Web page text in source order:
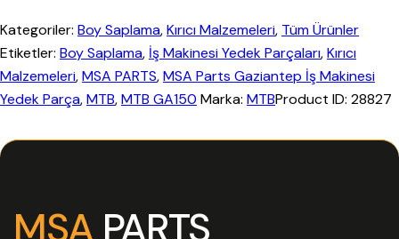
Kategoriler: Boy Saplama,Kırıcı Malzemeleri, Tüm Ürünler
Etiketler: Boy Saplama, İş Makinesi Yedek Parçaları,Kırıcı
Malzemeleri,MSA PARTS,MSA Parts Gaziantep İş Makinesi
Yedek Parça,MTB,MTB GA150 Marka: MTBProduct ID: 28827
MSA PARTS